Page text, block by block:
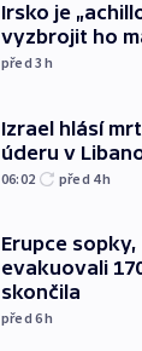
Irsko je
vyzbrojit ho
před 3h
Izrael hlásí
úderu v
06:02 před 4h
Erupce
evakuovali
skončila
před 6h